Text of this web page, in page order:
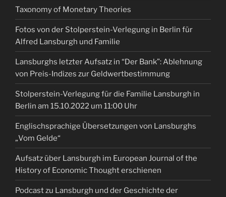
Taxonomy of Monetary Theories
Fotos von der Stolperstein-Verlegung in Berlin für
Alfred Lansburgh und Familie
Lansburghs letzter Aufsatz in “Der Bank”: Ablehnung
von Preis-Indizes zur Geldwertbestimmung
Stolperstein-Verlegung für die Familie Lansburgh in
Berlin am 15.10.2022 um 11:00 Uhr
Englischsprachige Übersetzungen von Lansburghs
„Vom Gelde“
Aufsatz über Lansburgh im European Journal of the
History of Economic Thought erschienen
Podcast zu Lansburgh und der Geschichte der